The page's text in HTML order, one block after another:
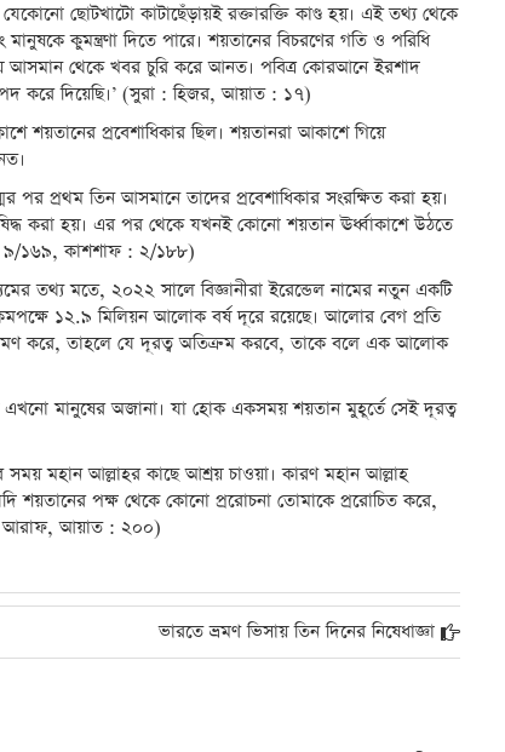
ছোটখাটো কাটাছেঁড়ায়ই রক্তারক্তি কাণ্ড হয়। এই তথ্য থেকে
কুমন্ত্রণা দিতে পারে। শয়তানের বিচরণের গতি ও পরিধি
থেকে খবর চুরি করে আনত। পবিত্র কোরআনে ইরশাদ
করে দিয়েছি।’ (সুরা : হিজর, আয়াত : ১৭)
শয়তানের প্রবেশাধিকার ছিল। শয়তানরা আকাশে গিয়ে
প্রথম তিন আসমানে তাদের প্রবেশাধিকার সংরক্ষিত করা হয়।
করা হয়। এর পর থেকে যখনই কোনো শয়তান ঊর্ধ্বাকাশে উঠতে
: ৯/১৬৯, কাশশাফ : ২/১৮৮)
তথ্য মতে, ২০২২ সালে বিজ্ঞানীরা ইরেন্ডেল নামের নতুন একটি
কমপক্ষে ১২.৯ মিলিয়ন আলোক বর্ষ দূরে রয়েছে। আলোর বেগ প্রতি
করে, তাহলে যে দূরত্ব অতিক্রম করবে, তাকে বলে এক আলোক
মানুষের অজানা। যা হোক একসময় শয়তান মুহূর্তে সেই দূরত্ব
মহান আল্লাহর কাছে আশ্রয় চাওয়া। কারণ মহান আল্লাহ
শয়তানের পক্ষ থেকে কোনো প্ররোচনা তোমাকে প্ররোচিত করে,
: আরাফ, আয়াত : ২০০)
ভারতে ভ্রমণ ভিসায় তিন দিনের নিষেধাজ্ঞা